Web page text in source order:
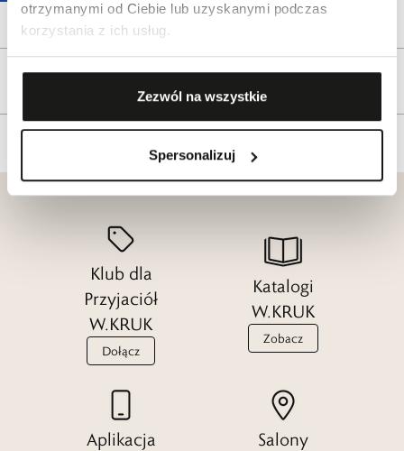
otrzymanymi od Ciebie lub uzyskanymi podczas
korzystania z ich usług.
Zezwól na wszystkie
Spersonalizuj
Reklamacje i zwroty
Klub dla
Przyjaciół
W.KRUK
Dołącz
Katalogi
W.KRUK
Zobacz
Aplikacja
Salony